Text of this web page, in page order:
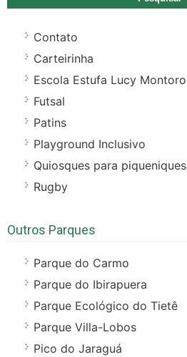
Contato
Carteirinha
Escola Estufa Lucy Montoro
Futsal
Patins
Playground Inclusivo
Quiosques para piqueniques
Rugby
Outros Parques
Parque do Carmo
Parque do Ibirapuera
Parque Ecológico do Tietê
Parque Villa-Lobos
Pico do Jaraguá